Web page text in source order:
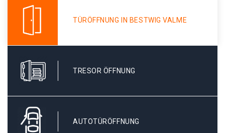
TÜRÖFFNUNG IN BESTWIG VALME
TRESOR ÖFFNUNG
AUTOTÜRÖFFNUNG